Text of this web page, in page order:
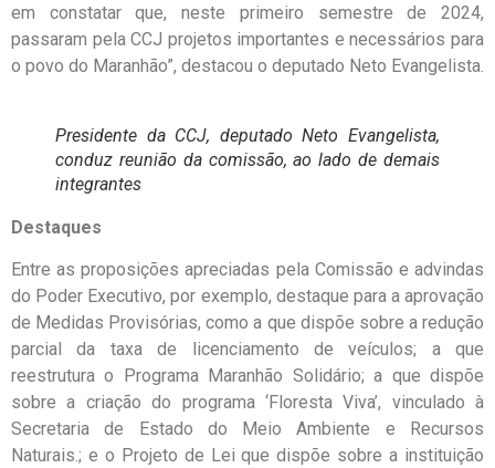
em constatar que, neste primeiro semestre de 2024,
passaram pela CCJ projetos importantes e necessários para
o povo do Maranhão”, destacou o deputado Neto Evangelista.
Presidente da CCJ, deputado Neto Evangelista,
conduz reunião da comissão, ao lado de demais
integrantes
Destaques
Entre as proposições apreciadas pela Comissão e advindas
do Poder Executivo, por exemplo, destaque para a aprovação
de Medidas Provisórias, como a que dispõe sobre a redução
parcial da taxa de licenciamento de veículos; a que
reestrutura o Programa Maranhão Solidário; a que dispõe
sobre a criação do programa ‘Floresta Viva’, vinculado à
Secretaria de Estado do Meio Ambiente e Recursos
Naturais.; e o Projeto de Lei que dispõe sobre a instituição